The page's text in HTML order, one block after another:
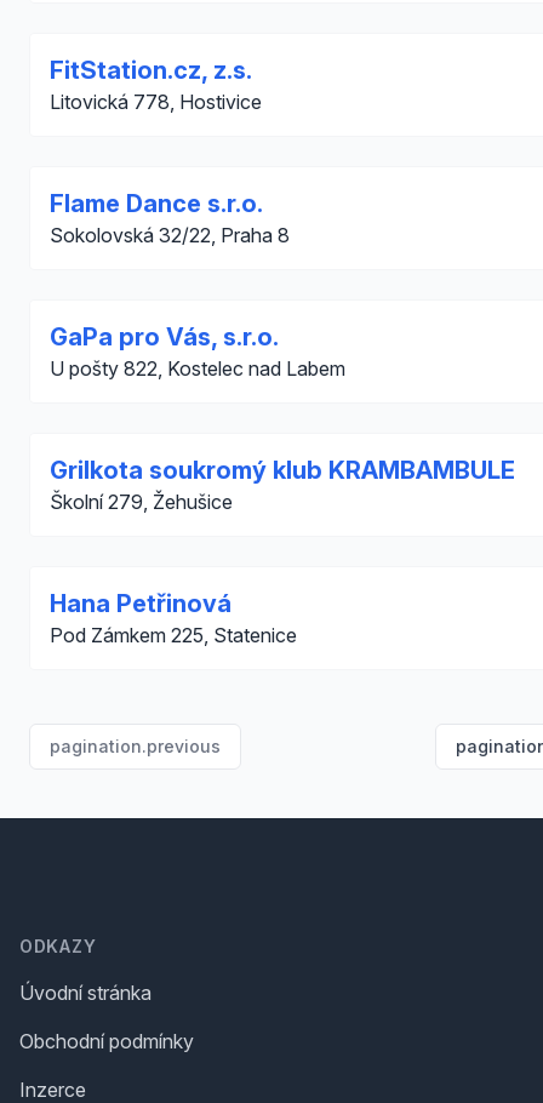
FitStation.cz, z.s.
Litovická 778, Hostivice
Flame Dance s.r.o.
Sokolovská 32/22, Praha 8
GaPa pro Vás, s.r.o.
U pošty 822, Kostelec nad Labem
Grilkota soukromý klub KRAMBAMBULE
Školní 279, Žehušice
Hana Petřinová
Pod Zámkem 225, Statenice
pagination.previous
ODKAZY
Úvodní stránka
Obchodní podmínky
Inzerce